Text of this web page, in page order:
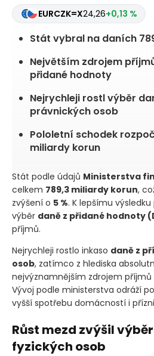
EURCZK=X24,26+0,13 %
Stát vybral na daních
Největším zdrojem
přidané hodnoty
Nejrychleji rostl výběr
právnických osob
Pololetní schodek
miliardy korun
Stát podle údajů Ministerstva
celkem 789,3 miliardy korun,
zvýšení o 5 %. K lepšímu
výběr daně z přidané hodnoty
příjmů.
Nejrychleji rostlo inkaso daně z
osob, zatímco z hlediska
nejvýznamnějším zdrojem příjmů
Vývoj podle ministerstva odráží
vyšší spotřebu domácností i
Růst mezd zvýšil
fyzických osob